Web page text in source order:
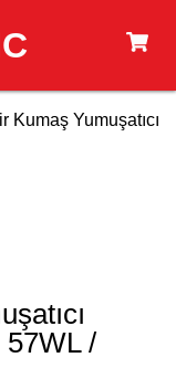
Kumaş Yumuşatıcı
/